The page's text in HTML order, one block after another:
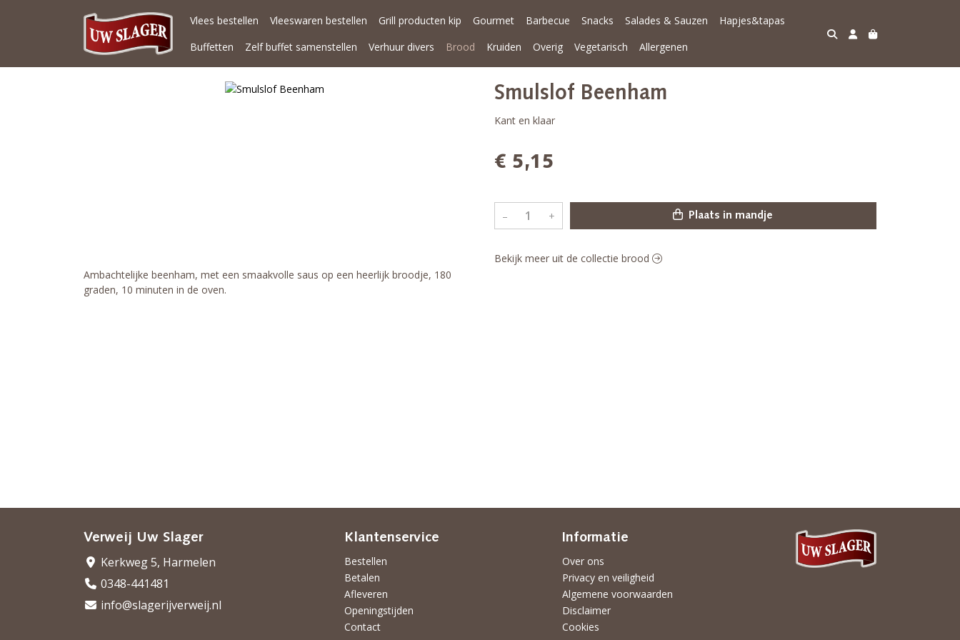
Vlees bestellen Vleeswaren bestellen Grill producten kip Gourmet Barbecue Snacks Salades & Sauzen
Hapjes&tapas
Buffetten
Zelf buffet samenstellen Verhuur divers Brood Kruiden Overig Vegetarisch Allergenen
Ambachtelijke beenham, met een smaakvolle saus op een heerlijk broodje, 180
graden, 10 minuten in de oven.
Smulslof Beenham
Kant en klaar
€ 5,15
– + Plaats in mandje
Bekijk meer uit de collectie brood
Verweij Uw Slager
Kerkweg 5, Harmelen
0348-441481
info@slagerijverweij.nl
Klantenservice
Bestellen
Betalen
Afleveren
Openingstijden
Contact
Informatie
Over ons
Privacy en veiligheid
Algemene voorwaarden
Disclaimer
Cookies